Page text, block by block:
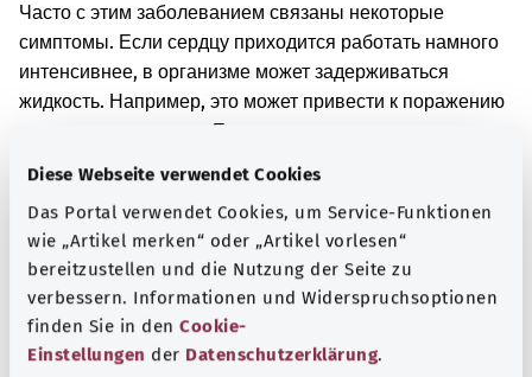
Diese Webseite verwendet Cookies
Das Portal verwendet Cookies, um Service-Funktionen
wie „Artikel merken“ oder „Artikel vorlesen“
bereitzustellen und die Nutzung der Seite zu
verbessern. Informationen und Widerspruchsoptionen
finden Sie in den Cookie-
Einstellungen der Datenschutzerklärung.
Часто с этим заболеванием связаны некоторые
симптомы. Если сердцу приходится работать намного
интенсивнее, в организме может задерживаться
жидкость. Например, это может привести к поражению
печени или отеку ног. Если к легким поступает меньше
крови, то некоторые участки тела могут не получать
человек может быстро уставать или у него проявляется
одышка. Иногда у таких людей также возникают боли в
груди или головокружение.
Дополнительные обозначения